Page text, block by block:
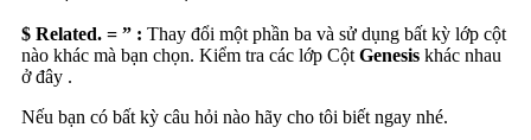
$ Related. = ” : Thay đổi một phần ba và sử dụng bất kỳ lớp cột
nào khác mà bạn chọn. Kiểm tra các lớp Cột Genesis khác nhau
ở đây .
Nếu bạn có bất kỳ câu hỏi nào hãy cho tôi biết ngay nhé.